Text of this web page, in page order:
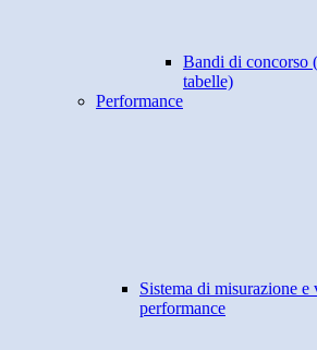
Bandi di concorso
tabelle)
Performance
Sistema di misurazione e
performance